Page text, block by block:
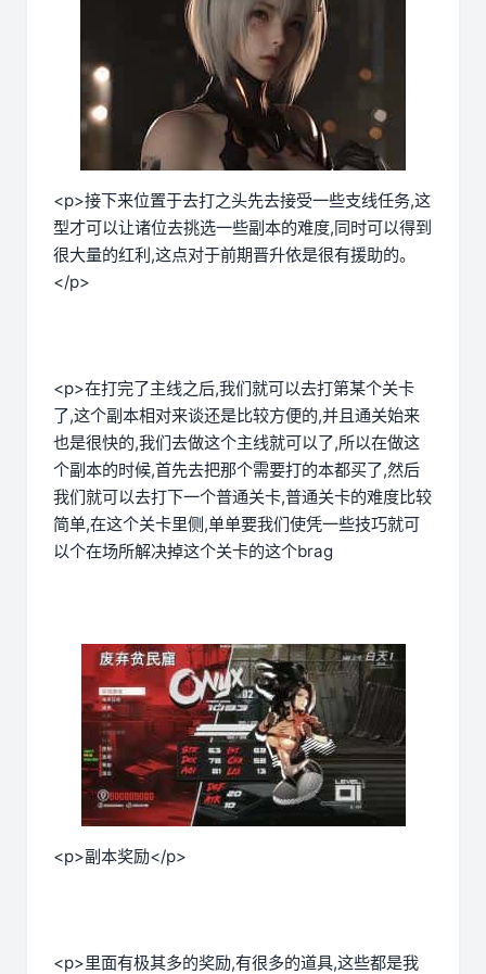
<p>接下来位置于去打之头先去接受一些支线任务,这
型才可以让诸位去挑选一些副本的难度,同时可以得到
很大量的红利,这点对于前期晋升依是很有援助的。
</p>
<p>在打完了主线之后,我们就可以去打第某个关卡
了,这个副本相对来谈还是比较方便的,并且通关始来
也是很快的,我们去做这个主线就可以了,所以在做这
个副本的时候,首先去把那个需要打的本都买了,然后
我们就可以去打下一个普通关卡,普通关卡的难度比较
简单,在这个关卡里侧,单单要我们使凭一些技巧就可
以个在场所解决掉这个关卡的这个brag
<p>副本奖励</p>
<p>里面有极其多的奖励,有很多的道具,这些都是我